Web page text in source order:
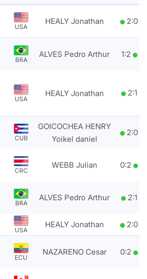
USA
HEALY Jonathan 2:0
BRA
ALVES Pedro Arthur 1:2
USA
HEALY Jonathan 2:1
CUB
GOICOCHEA HENRY
Yoikel daniel
2:0
CRC
WEBB Julian 0:2
BRA
ALVES Pedro Arthur 2:1
USA
HEALY Jonathan 2:0
ECU
NAZARENO Cesar 0:2